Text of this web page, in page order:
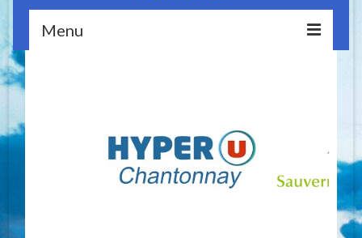
Menu
Nos partenaires
Médiathèque